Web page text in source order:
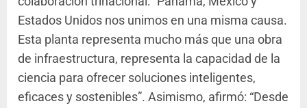
Estados Unidos nos unimos en una misma causa.
Esta planta representa mucho más que una obra
de infraestructura, representa la capacidad de la
ciencia para ofrecer soluciones inteligentes,
eficaces y sostenibles”. Asimismo, afirmó: “Desde